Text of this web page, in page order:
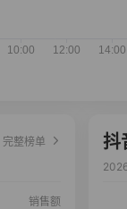
完整榜单
销售额
抖